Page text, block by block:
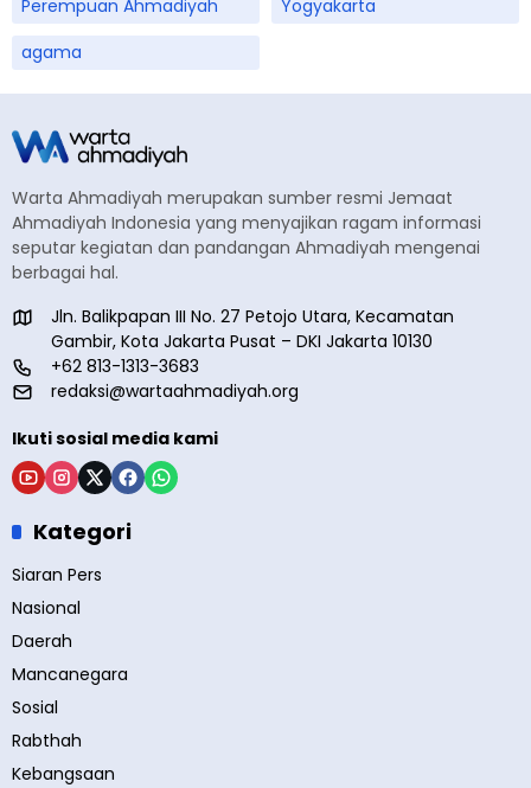
Perempuan Ahmadiyah
Yogyakarta
agama
Warta Ahmadiyah merupakan sumber resmi Jemaat
Ahmadiyah Indonesia yang menyajikan ragam informasi
seputar kegiatan dan pandangan Ahmadiyah mengenai
berbagai hal.
Jln. Balikpapan III No. 27 Petojo Utara, Kecamatan
Gambir, Kota Jakarta Pusat – DKI Jakarta 10130
+62 813-1313-3683
redaksi@wartaahmadiyah.org
Ikuti sosial media kami
Kategori
Siaran Pers
Nasional
Daerah
Mancanegara
Sosial
Rabthah
Kebangsaan